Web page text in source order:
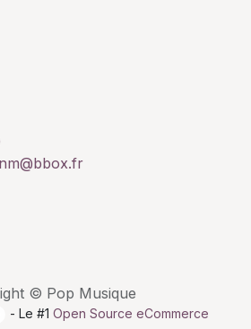
© Pop Musique
- Le #1Open Source eCommerce